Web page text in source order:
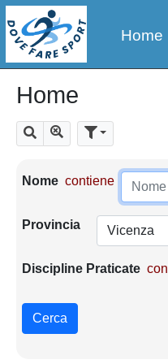
Home
Home
Cerca Mostra tutti i
Parametri di
Nome contiene
Provincia Vicenza
Discipline Praticate
Cerca